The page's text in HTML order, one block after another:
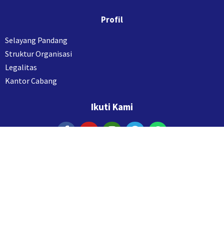
Profil
Selayang Pandang
Struktur Organisasi
Legalitas
Kantor Cabang
Ikuti Kami